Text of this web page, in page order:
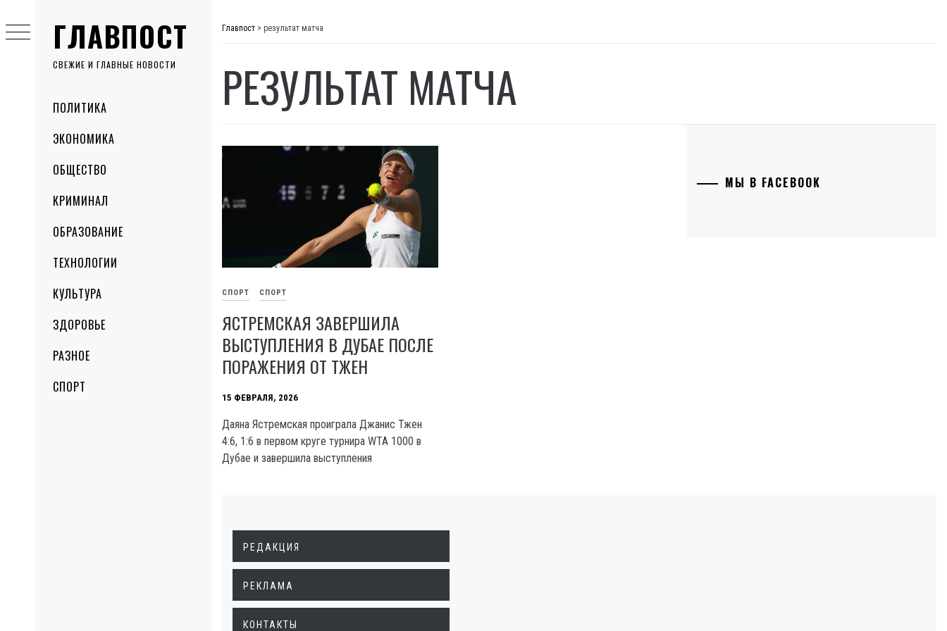
ГЛАВПОСТ
СВЕЖИЕ И ГЛАВНЫЕ НОВОСТИ
MenuПОЛИТИКА
ЭКОНОМИКА
ОБЩЕСТВО
КРИМИНАЛ
ОБРАЗОВАНИЕ
ТЕХНОЛОГИИ
КУЛЬТУРА
ЗДОРОВЬЕ
РАЗНОЕ
СПОРТ
to
content
Главпост > результат матча
РЕЗУЛЬТАТ МАТЧА
СПОРТ СПОРТ
ЯСТРЕМСКАЯ ЗАВЕРШИЛА
ВЫСТУПЛЕНИЯ В ДУБАЕ ПОСЛЕ
ПОРАЖЕНИЯ ОТ ТЖЕН
15 ФЕВРАЛЯ, 2026
Даяна Ястремская проиграла Джанис Тжен
4:6, 1:6 в первом круге турнира WTA 1000 в
Дубае и завершила выступления
МЫ В FACEBOOK
РЕДАКЦИЯ
РЕКЛАМА
КОНТАКТЫ